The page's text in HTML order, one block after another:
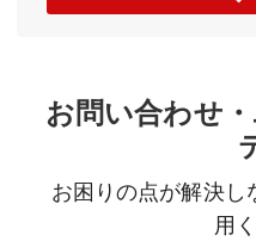
お問い合わせ
お困りの点が解決し
用